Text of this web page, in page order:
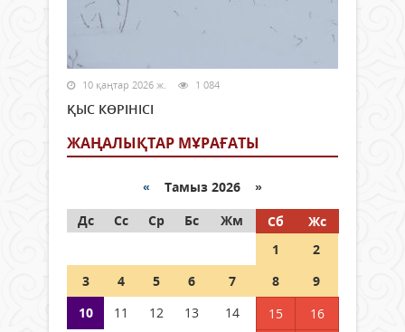
10 қаңтар 2026 ж. 1 084
ҚЫС КӨРІНІСІ
ЖАҢАЛЫҚТАР МҰРАҒАТЫ
« Тамыз 2026 »
Дс
Сс Ср Бс Жм Сб
Жс
1
2
3
4 5 6 7 8
9
10
11 12 13 14 15
16